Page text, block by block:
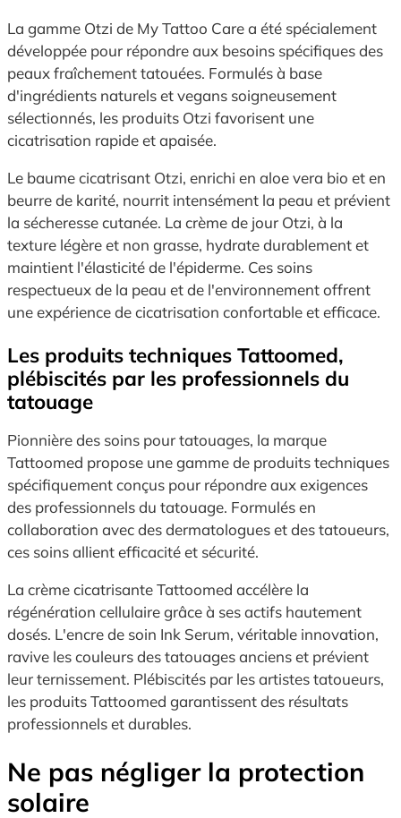
La gamme Otzi de My Tattoo Care a été spécialement
développée pour répondre aux besoins spécifiques des
peaux fraîchement tatouées. Formulés à base
d'ingrédients naturels et vegans soigneusement
sélectionnés, les produits Otzi favorisent une
cicatrisation rapide et apaisée.
Le baume cicatrisant Otzi, enrichi en aloe vera bio et en
beurre de karité, nourrit intensément la peau et prévient
la sécheresse cutanée. La crème de jour Otzi, à la
texture légère et non grasse, hydrate durablement et
maintient l'élasticité de l'épiderme. Ces soins
respectueux de la peau et de l'environnement offrent
une expérience de cicatrisation confortable et efficace.
Les produits techniques Tattoomed,
plébiscités par les professionnels du
tatouage
Pionnière des soins pour tatouages, la marque
Tattoomed propose une gamme de produits techniques
spécifiquement conçus pour répondre aux exigences
des professionnels du tatouage. Formulés en
collaboration avec des dermatologues et des tatoueurs,
ces soins allient efficacité et sécurité.
La crème cicatrisante Tattoomed accélère la
régénération cellulaire grâce à ses actifs hautement
dosés. L'encre de soin Ink Serum, véritable innovation,
ravive les couleurs des tatouages anciens et prévient
leur ternissement. Plébiscités par les artistes tatoueurs,
les produits Tattoomed garantissent des résultats
professionnels et durables.
Ne pas négliger la protection
solaire